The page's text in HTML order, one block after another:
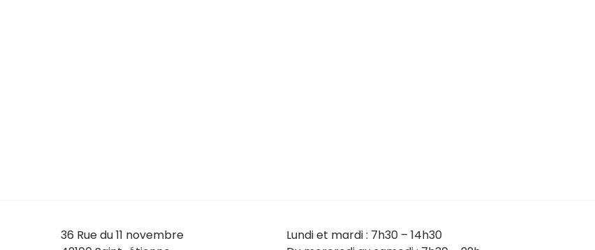
36 Rue du 11 novembre
Lundi et mardi : 7h30 – 14h30